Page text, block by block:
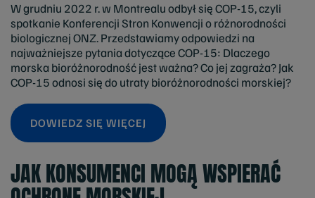
W grudniu 2022 r. w Montrealu odbył się COP-15, czyli
spotkanie Konferencji Stron Konwencji o różnorodności
biologicznej ONZ. Przedstawiamy odpowiedzi na
najważniejsze pytania dotyczące COP-15: Dlaczego
morska bioróżnorodność jest ważna? Co jej zagraża? Jak
COP-15 odnosi się do utraty bioróżnorodności morskiej?
DOWIEDZ SIĘ WIĘCEJ
JAK KONSUMENCI MOGĄ WSPIERAĆ